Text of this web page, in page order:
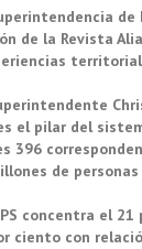
de
de la Revista
el pilar del
396
de
concentra el
ciento con